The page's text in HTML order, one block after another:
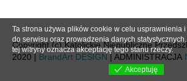
Copyright (c) Katolickie Niepubliczne
2020 | BrandArt DESIGN | ADMINISTRACJA
Ta strona używa plików cookie w celu usprawnienia i
do serwisu oraz prowadzenia danych
tej witryny oznacza akceptację tego stanu rzeczy.
Akceptuję